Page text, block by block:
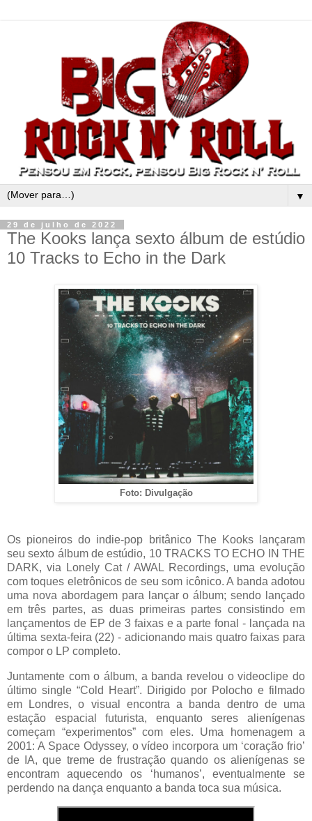
▼
29 de julho de 2022
The Kooks lança sexto álbum de estúdio
10 Tracks to Echo in the Dark
Foto: Divulgação
Os pioneiros do indie-pop britânico The Kooks lançaram
seu sexto álbum de estúdio, 10 TRACKS TO ECHO IN THE
DARK, via Lonely Cat / AWAL Recordings, uma evolução
com toques eletrônicos de seu som icônico. A banda adotou
uma nova abordagem para lançar o álbum; sendo lançado
em três partes, as duas primeiras partes consistindo em
lançamentos de EP de 3 faixas e a parte fonal - lançada na
última sexta-feira (22) - adicionando mais quatro faixas para
compor o LP completo.
Juntamente com o álbum, a banda revelou o videoclipe do
último single “Cold Heart”. Dirigido por Polocho e filmado
em Londres, o visual encontra a banda dentro de uma
estação espacial futurista, enquanto seres alienígenas
começam “experimentos” com eles. Uma homenagem a
2001: A Space Odyssey, o vídeo incorpora um ‘coração frio’
de IA, que treme de frustração quando os alienígenas se
encontram aquecendo os ‘humanos’, eventualmente se
perdendo na dança enquanto a banda toca sua música.